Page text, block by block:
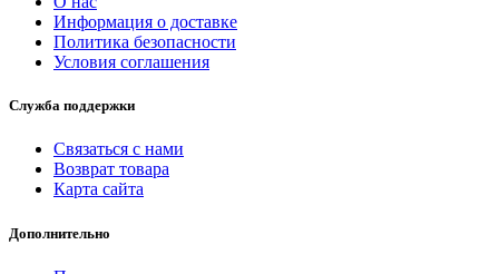
Информация о доставке
Политика безопасности
Условия соглашения
Служба поддержки
Связаться с нами
Возврат товара
Карта сайта
Дополнительно